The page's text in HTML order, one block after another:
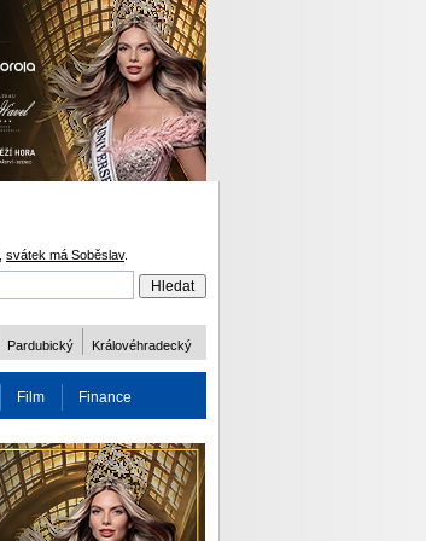
svátek má Soběslav.
Pardubický Královéhradecký
Film Finance
ODM 2016